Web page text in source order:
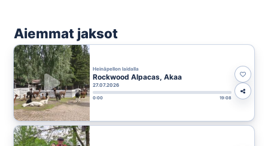
Aiemmat jaksot
Heinäpellon laidalla
Rockwood Alpacas, Akaa
27.07.2026
0:00 19:08